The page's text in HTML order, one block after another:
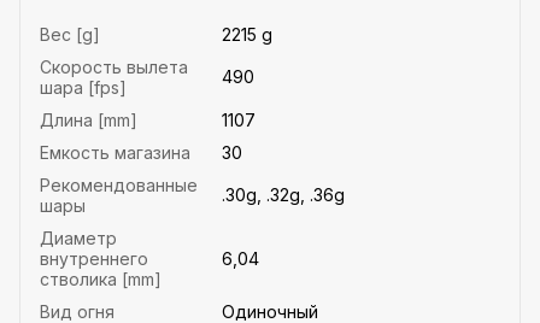
Вес [g]
2215 g
Скорость вылета
шара [fps]
490
Длина [mm]
1107
Емкость магазина
30
Рекомендованные
шары
.30g, .32g, .36g
Диаметр
внутреннего
стволика [mm]
6,04
Вид огня
Одиночный